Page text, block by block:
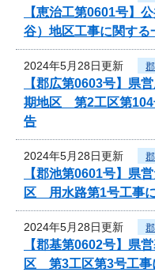
【恵治工第0601号
谷）地区工事に関する
2024年5月28日更新
【郡広第0603号】県
期地区 第2工区第104
告
2024年5月28日更新
【郡池第0601号】県
区 用水路第1号工事
2024年5月28日更新
【郡基第0602号】県
区 第3工区第3号工事